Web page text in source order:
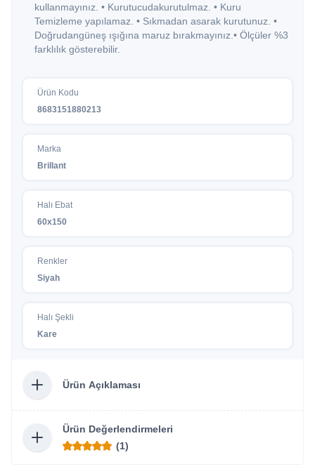
kullanmayınız. • Kurutucudakurutulmaz. • Kuru
Temizleme yapılamaz. • Sıkmadan asarak kurutunuz. •
Doğrudangüneş ışığına maruz bırakmayınız.• Ölçüler %3
farklılık gösterebilir.
Ürün Kodu
8683151880213
Marka
Brillant
Halı Ebat
60x150
Renkler
Siyah
Halı Şekli
Kare
Ürün Açıklaması
Ürün Değerlendirmeleri
(1)